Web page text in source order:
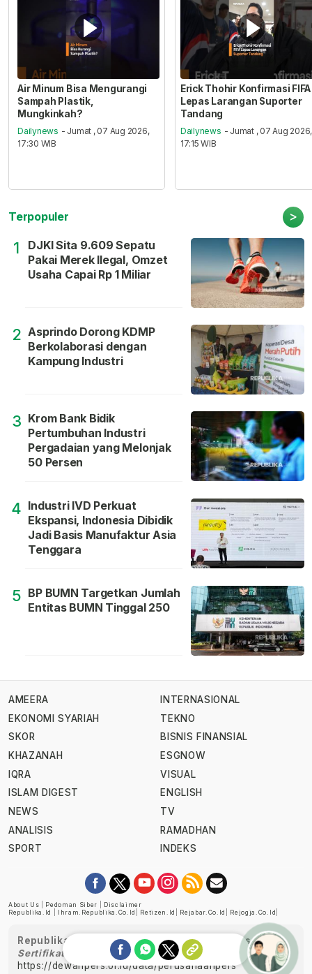
Air Minum Bisa Mengurangi
Sampah Plastik,
Mungkinkah?
Dailynews - Jumat , 07 Aug 2026,
17:30 WIB
Erick Thohir Konfirmasi FIFA
Lepas Larangan Suporter
Tandang
Dailynews - Jumat , 07 Aug 2026,
17:15 WIB
Terpopuler >
1
DJKI Sita 9.609 Sepatu
Pakai Merek Ilegal, Omzet
Usaha Capai Rp 1 Miliar
2 Asprindo Dorong KDMP
Berkolaborasi dengan
Kampung Industri
3 Krom Bank Bidik
Pertumbuhan Industri
Pergadaian yang Melonjak
50 Persen
4 Industri IVD Perkuat
Ekspansi, Indonesia Dibidik
Jadi Basis Manufaktur Asia
Tenggara
5 BP BUMN Targetkan Jumlah
Entitas BUMN Tinggal 250
AMEERA
EKONOMI SYARIAH
SKOR
KHAZANAH
IQRA
ISLAM DIGEST
NEWS
ANALISIS
SPORT
INTERNASIONAL
TEKNO
BISNIS FINANSIAL
ESGNOW
VISUAL
ENGLISH
TV
RAMADHAN
INDEKS
About Us Pedoman Siber
Disclaimer
Republika.id
Ihram.republika.co.id Retizen.id Rejabar.co.id Rejogja.co.id
Republika telah diverifikasi oleh Dewan Pers
Sertifikat Nomor 1058/DP-Verifikasi/K/XII/2022
https://dewanpers.or.id/data/perusahaanpers